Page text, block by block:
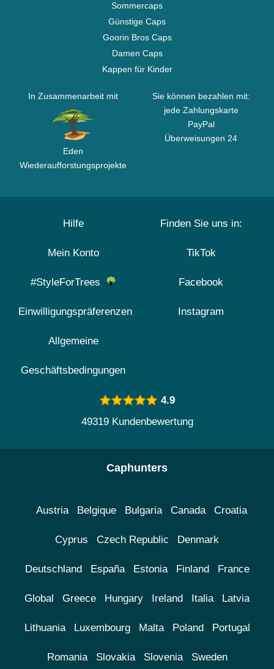
Sommercaps
Günstige Caps
Goorin Bros Caps
Damen Caps
Kappen für Kinder
In Zusammenarbeit mit
Eden
Wiederaufforstungsprojekte
Sie können bezahlen mit:
jede Zahlungskarte
PayPal
Überweisungen 24
Hilfe
Mein Konto
#StyleForTrees
Einwilligungspräferenzen
Allgemeine
Geschäftsbedingungen
Finden Sie uns in:
TikTok
Facebook
Instagram
4.9
49319 Kundenbewertung
Caphunters
Austria Belgique Bulgaria Canada Croatia
Cyprus Czech Republic Denmark
Deutschland España Estonia Finland France
Global Greece Hungary Ireland Italia Latvia
Lithuania Luxembourg Malta Poland Portugal
Romania Slovakia Slovenia Sweden